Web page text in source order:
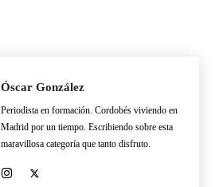
Óscar González
Periodista en formación. Cordobés viviendo en
Madrid por un tiempo. Escribiendo sobre esta
maravillosa categoría que tanto disfruto.